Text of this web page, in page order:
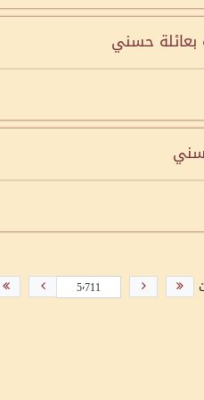
بعائلة حسني